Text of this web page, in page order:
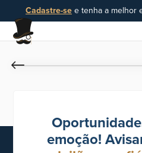
Cadastre-se e tenha a melhor
emoção!